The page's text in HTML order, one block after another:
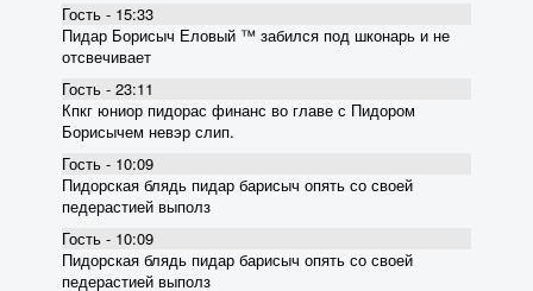
Гость - 15:33
Пидар Борисыч Еловый ™ забился под шконарь и не
отсвечивает
Гость - 23:11
Кпкг юниор пидорас финанс во главе с Пидором
Борисычем невэр слип.
Гость - 10:09
Пидорская блядь пидар барисыч опять со своей
педерастией выполз
Гость - 10:09
Пидорская блядь пидар барисыч опять со своей
педерастией выполз